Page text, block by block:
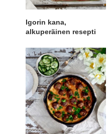
Igorin kana,
alkuperäinen resepti